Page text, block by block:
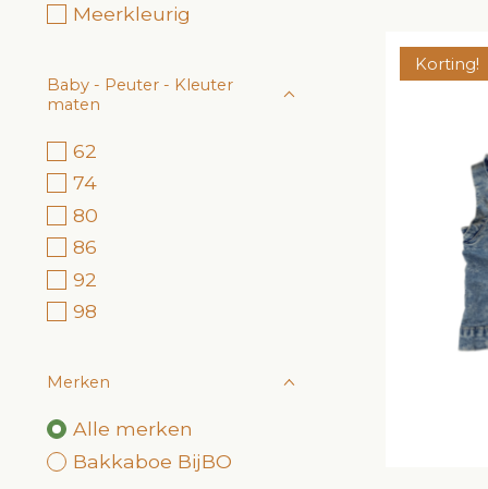
Meerkleurig
Baby - Peuter - Kleuter
maten
62
74
80
86
92
98
Merken
Alle merken
Bakkaboe BijBO
Korting!